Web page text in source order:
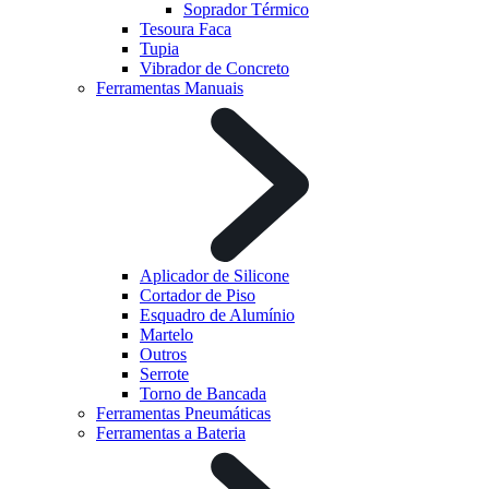
Soprador Térmico
Tesoura Faca
Tupia
Vibrador de Concreto
Ferramentas Manuais
Aplicador de Silicone
Cortador de Piso
Esquadro de Alumínio
Martelo
Outros
Serrote
Torno de Bancada
Ferramentas Pneumáticas
Ferramentas a Bateria